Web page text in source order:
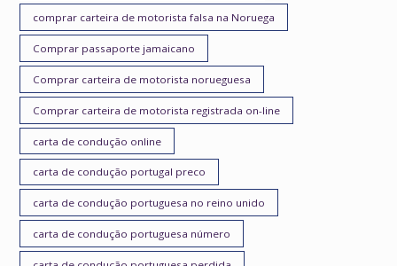
comprar carteira de motorista falsa na Noruega
Comprar passaporte jamaicano
Comprar carteira de motorista norueguesa
Comprar carteira de motorista registrada on-line
carta de condução online
carta de condução portugal preco
carta de condução portuguesa no reino unido
carta de condução portuguesa número